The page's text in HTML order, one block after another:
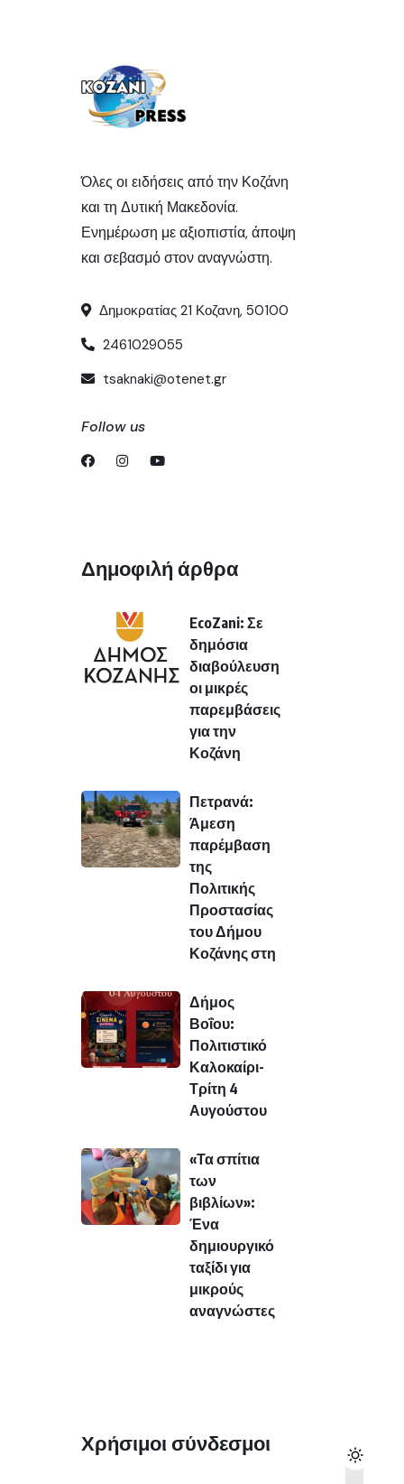
Όλες οι ειδήσεις από την Κοζάνη
και τη Δυτική Μακεδονία.
Ενημέρωση με αξιοπιστία, άποψη
και σεβασμό στον αναγνώστη.
Δημοκρατίας 21 Κοζανη, 50100
2461029055
tsaknaki@otenet.gr
Follow us
Δημοφιλή άρθρα
EcoZani: Σε
δημόσια
διαβούλευση
οι μικρές
παρεμβάσεις
για την
Κοζάνη
Πετρανά:
Άμεση
παρέμβαση
της
Πολιτικής
Προστασίας
του Δήμου
Κοζάνης στη
Δήμος
Βοΐου:
Πολιτιστικό
Καλοκαίρι-
Τρίτη 4
Αυγούστου
«Τα σπίτια
των
βιβλίων»:
Ένα
δημιουργικό
ταξίδι για
μικρούς
αναγνώστες
Χρήσιμοι σύνδεσμοι